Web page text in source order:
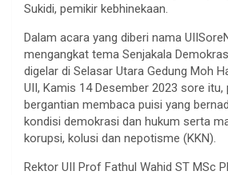
Sukidi, pemikir kebhinekaan.
Dalam acara yang diberi nama
mengangkat tema Senjakala
digelar di Selasar Utara Gedung Moh
UII, Kamis 14 Desember 2023 sore
bergantian membaca puisi yang
kondisi demokrasi dan hukum serta
korupsi, kolusi dan nepotisme (KKN).
Rektor UII Prof Fathul Wahid ST MSc